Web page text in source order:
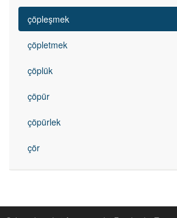
çöpleşmek
çöpletmek
çöplük
çöpür
çöpürlek
çör